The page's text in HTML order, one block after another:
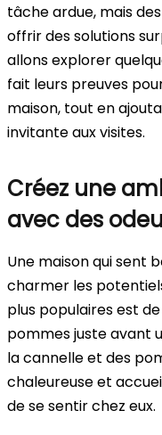
tâche ardue, mais
offrir des solutions
allons explorer
fait leurs preuves
maison, tout en
invitante aux visites.
Créez une
avec des
Une maison qui sent
charmer les
plus populaires est
pommes juste avant
la cannelle et des
chaleureuse et
de se sentir chez eux.